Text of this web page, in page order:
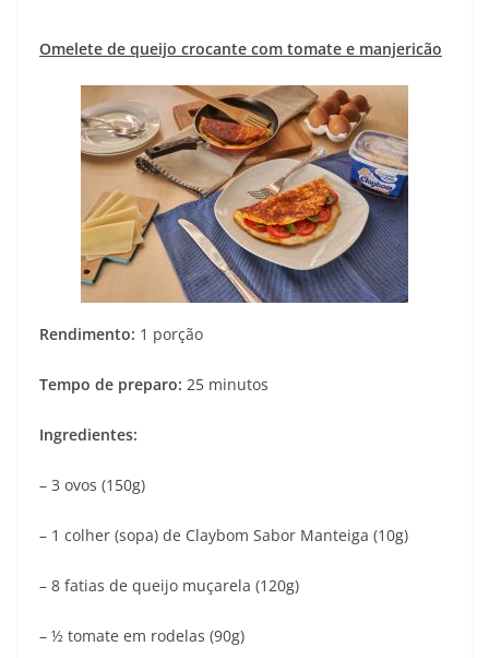
Omelete de queijo crocante com tomate e manjericão
Rendimento: 1 porção
Tempo de preparo: 25 minutos
Ingredientes:
– 3 ovos (150g)
– 1 colher (sopa) de Claybom Sabor Manteiga (10g)
– 8 fatias de queijo muçarela (120g)
– ½ tomate em rodelas (90g)